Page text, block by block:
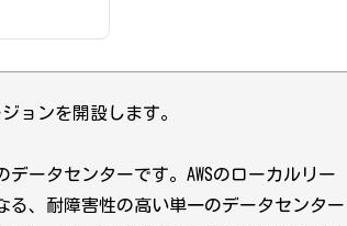
ョンを開設します。
ータセンターです。AWSのローカルリー
る、耐障害性の高い単一のデータセンター